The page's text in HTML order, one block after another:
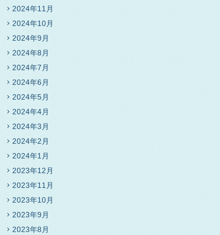
2024年11月
2024年10月
2024年9月
2024年8月
2024年7月
2024年6月
2024年5月
2024年4月
2024年3月
2024年2月
2024年1月
2023年12月
2023年11月
2023年10月
2023年9月
2023年8月